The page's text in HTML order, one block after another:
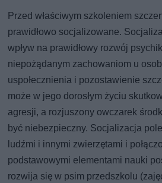
Przed właściwym szkoleniem
prawidłowo socjalizowane.
wpływ na prawidłowy rozwój
niepożądanym zachowaniom u
uspołecznienia i pozostawienie
może w jego dorosłym życiu
agresji, a rozjuszony owczarek
być niebezpieczny. Socjalizacja
ludźmi i innymi zwierzętami i
podstawowymi elementami nauki
rozwija się w psim przedszkolu